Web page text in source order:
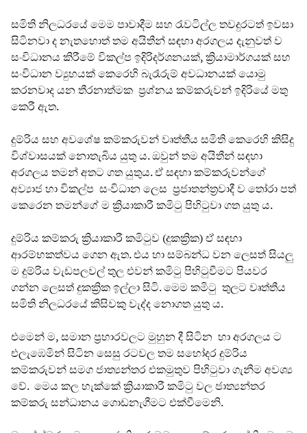
සමිති නිලධරයේ මෙම පාවාදීම සහ රැවටිල්ල තවදුරටත් ඉවසා
සිටිනවා ද නැතහොත් තම අයිතීන් සඳහා අරගලය දැනුවත් ව
සංවිධානය කිරීමේ විකල්ප ඉදිරිදර්ශනයක්, ක්‍රියාමාර්ගයක් සහ
සංවිධාන ව්‍යුහයක් කෙරෙහි බැරෑරුම් අවධානයක් යොමු
කරනවාද යන තීරනාත්මක ප්‍රශ්නය කම්කරුවන් ඉදිරියේ මතු
කෙරී ඇත.
දුම්රිය සහ අවශේෂ කම්කරුවන් වෘත්තීය සමිති කෙරෙහි කිසිදු
විශ්වාසයක් නොතැබිය යුතු ය. ඔවුන් තම අයිතීන් සඳහා
අරගලය තමන් අතට ගත යුතුය. ඒ සඳහා කම්කරුවන්ගේ
අව්‍යාජ හා විකල්ප සංවිධාන ලෙස ප්‍රජාතන්ත්‍රවාදී ව තෝරා පත්
කෙරෙන තමන්ගේ ම ක්‍රියාකාරී කමිටු පිහිටුවා ගත යුතු ය.
දුම්රිය කම්කරු ක්‍රියාකාරී කමිටුව (දුකක්‍රික) ඒ සඳහා
ආරම්භකත්වය ගෙන ඇත. එය හා සම්බන්ධ වන ලෙසත් සියලු
ම දුම්රිය වැඩපලවල් තුල එවන් කමිටු පිහිටුවීමට පියවර
ගන්න ලෙසත් දුකක්‍රික ඉල්ලා සිටි. මෙම කමිටු තුලට වෘත්තීය
සමිති නිලධරයේ කිසිවකු වැද්ද නොගත යුතු ය.
එමෙන් ම, සමාන ප්‍රහාරවලට මුහුන දී සිටින හා අරගලය ට
එලැඹෙමින් සිටින සෙසු රටවල තම සහෝදර දුම්රිය
කම්කරුවන් සමග ජාත්‍යන්තර එකමුතුව පිහිටුවා ගැනීම අවශ්‍ය
වේ. මෙය කල හැක්කේ ක්‍රියාකාරී කමිටු වල ජාත්‍යන්තර
කම්කරු සන්ධානය ගොඩනැගීමට එක්වීමෙනි.